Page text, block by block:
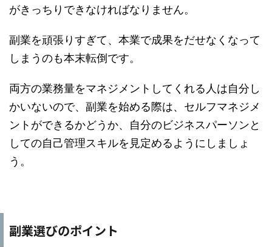
がきっちりできなければなりません。
副業を頑張りすぎて、本業で成果をだせなくなって
しまうのも本末転倒です。
両方の業務量をマネジメントしてくれる人は自分し
かいないので、副業を始める際は、セルフマネジメ
ントができるかどうか、自分のビジネスパーソンと
しての自己管理スキルを見定めるようにしましょ
う。
副業選びのポイント